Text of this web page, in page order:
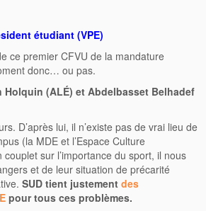
étudiant (VPE)
ce premier CFVU de la mandature
donc… ou pas.
Holquin (ALÉ) et Abdelbasset Belhadef
D’après lui, il n’existe pas de vrai lieu de
(la MDE et l’Espace Culture
sur l’importance du sport, il nous
et de leur situation de précarité
SUD tient justement des
pour tous ces problèmes.